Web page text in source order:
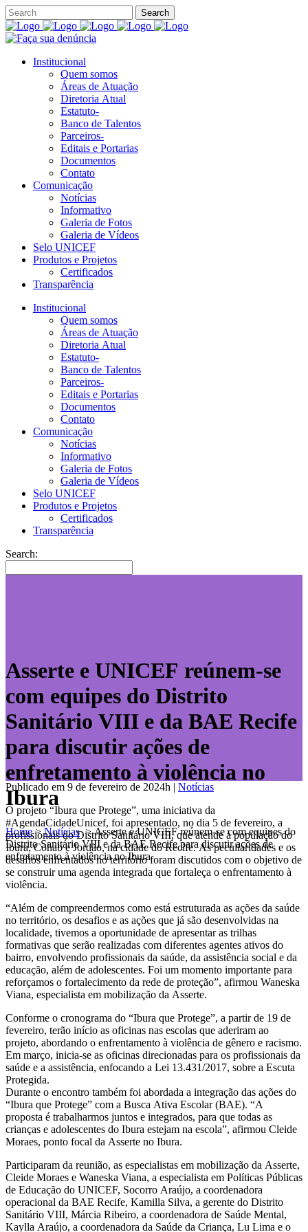
Institucional
Quem somos
Áreas de Atuação
Diretoria Atual
Estatuto-
Banco de Talentos
Parceiros-
Editais e Portarias
Documentos
Contato
Comunicação
Notícias
Informativo
Galeria de Fotos
Galeria de Vídeos
Selo UNICEF
Produtos e Projetos
Certificados
Transparência
Institucional
Quem somos
Áreas de Atuação
Diretoria Atual
Estatuto-
Banco de Talentos
Parceiros-
Editais e Portarias
Documentos
Contato
Comunicação
Notícias
Informativo
Galeria de Fotos
Galeria de Vídeos
Selo UNICEF
Produtos e Projetos
Certificados
Transparência
Search:
Asserte e UNICEF reúnem-se
com equipes do Distrito
Sanitário VIII e da BAE Recife
para discutir ações de
enfretamento à violência no
Ibura
Home>Notícias >Asserte e UNICEF reúnem-se com equipes do
Distrito Sanitário VIII e da BAE Recife para discutir ações de
enfretamento à violência no Ibura
Publicado em 9 de fevereiro de 2024h | Notícias
O projeto “Ibura que Protege”, uma iniciativa da
#AgendaCidadeUnicef, foi apresentado, no dia 5 de fevereiro, a
profissionais do Distrito Sanitário VIII, que atende à população do
Ibura, Cohab e Jordão, na cidade do Recife. As peculiaridades e os
desafios enfrentados no território foram discutidos com o objetivo de
se construir uma agenda integrada que fortaleça o enfrentamento à
violência.
“Além de compreendermos como está estruturada as ações da saúde
no território, os desafios e as ações que já são desenvolvidas na
localidade, tivemos a oportunidade de apresentar as trilhas
formativas que serão realizadas com diferentes agentes ativos do
bairro, envolvendo profissionais da saúde, da assistência social e da
educação, além de adolescentes. Foi um momento importante para
reforçamos o fortalecimento da rede de proteção”, afirmou Waneska
Viana, especialista em mobilização da Asserte.
Conforme o cronograma do “Ibura que Protege”, a partir de 19 de
fevereiro, terão início as oficinas nas escolas que aderiram ao
projeto, abordando o enfrentamento à violência de gênero e racismo.
Em março, inicia-se as oficinas direcionadas para os profissionais da
saúde e a assistência, enfocando a Lei 13.431/2017, sobre a Escuta
Protegida.
Durante o encontro também foi abordada a integração das ações do
“Ibura que Protege” com a Busca Ativa Escolar (BAE). “A
proposta é trabalharmos juntos e integrados, para que todas as
crianças e adolescentes do Ibura estejam na escola”, afirmou Cleide
Moraes, ponto focal da Asserte no Ibura.
Participaram da reunião, as especialistas em mobilização da Asserte,
Cleide Moraes e Waneska Viana, a especialista em Políticas Públicas
de Educação do UNICEF, Socorro Araújo, a coordenadora
operacional da BAE Recife, Kamilla Silva, a gerente do Distrito
Sanitário VIII, Márcia Ribeiro, a coordenadora de Saúde Mental,
Kaylla Araújo, a coordenadora da Saúde da Criança, Lu Lima e o